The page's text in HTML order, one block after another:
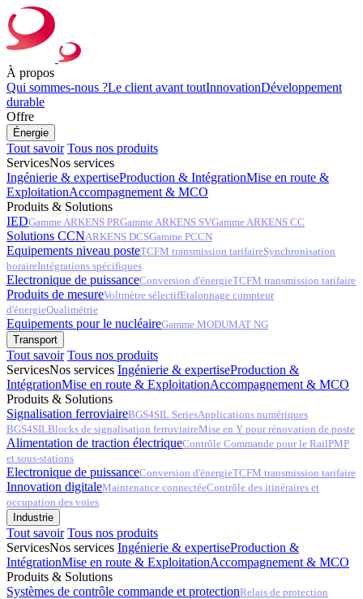
À propos
Qui sommes-nous ?Le client avant toutInnovationDéveloppement
durable
Offre
Énergie
Tout savoir Tous nos produits
ServicesNos services
Ingénierie & expertiseProduction & IntégrationMise en route &
ExploitationAccompagnement & MCO
Produits & Solutions
IEDGamme ARKENS PRGamme ARKENS SVGamme ARKENS CC
Solutions CCNARKENS DCSGamme PCCN
Equipements niveau posteTCFM transmission tarifaireSynchronisation
horaireIntégrations spécifiques
Electronique de puissanceConversion d'énergieTCFM transmission tarifaire
Produits de mesureVoltmètre sélectifEtalonnage compteur
d'énergieQualimétrie
Equipements pour le nucléaireGamme MODUMAT NG
Transport
Tout savoir Tous nos produits
ServicesNos services Ingénierie & expertiseProduction &
IntégrationMise en route & ExploitationAccompagnement & MCO
Produits & Solutions
Signalisation ferroviaireBGS4SIL SeriesApplications numériques
BGS4SILBlocks de signalisation ferroviaireMise en Y pour rénovation de poste
Alimentation de traction électriqueContrôle Commande pour le RailPMP
et sous-stations
Electronique de puissanceConversion d'énergieTCFM transmission tarifaire
Innovation digitaleMaintenance connectéeContrôle des itinéraires et
occupation des voies
Industrie
Tout savoir Tous nos produits
ServicesNos services Ingénierie & expertiseProduction &
IntégrationMise en route & ExploitationAccompagnement & MCO
Produits & Solutions
Systèmes de contrôle commande et protectionRelais de protection